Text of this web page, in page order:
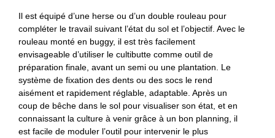
Il est équipé d’une herse ou d’un double rouleau pour
compléter le travail suivant l’état du sol et l’objectif. Avec le
rouleau monté en buggy, il est très facilement
envisageable d’utiliser le cultibutte comme outil de
préparation finale, avant un semi ou une plantation. Le
système de fixation des dents ou des socs le rend
aisément et rapidement réglable, adaptable. Après un
coup de bêche dans le sol pour visualiser son état, et en
connaissant la culture à venir grâce à un bon planning, il
est facile de moduler l’outil pour intervenir le plus